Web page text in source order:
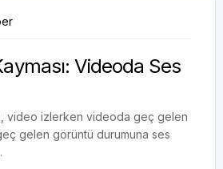
Videoda Ses
video izlerken videoda geç gelen
gelen görüntü durumuna ses